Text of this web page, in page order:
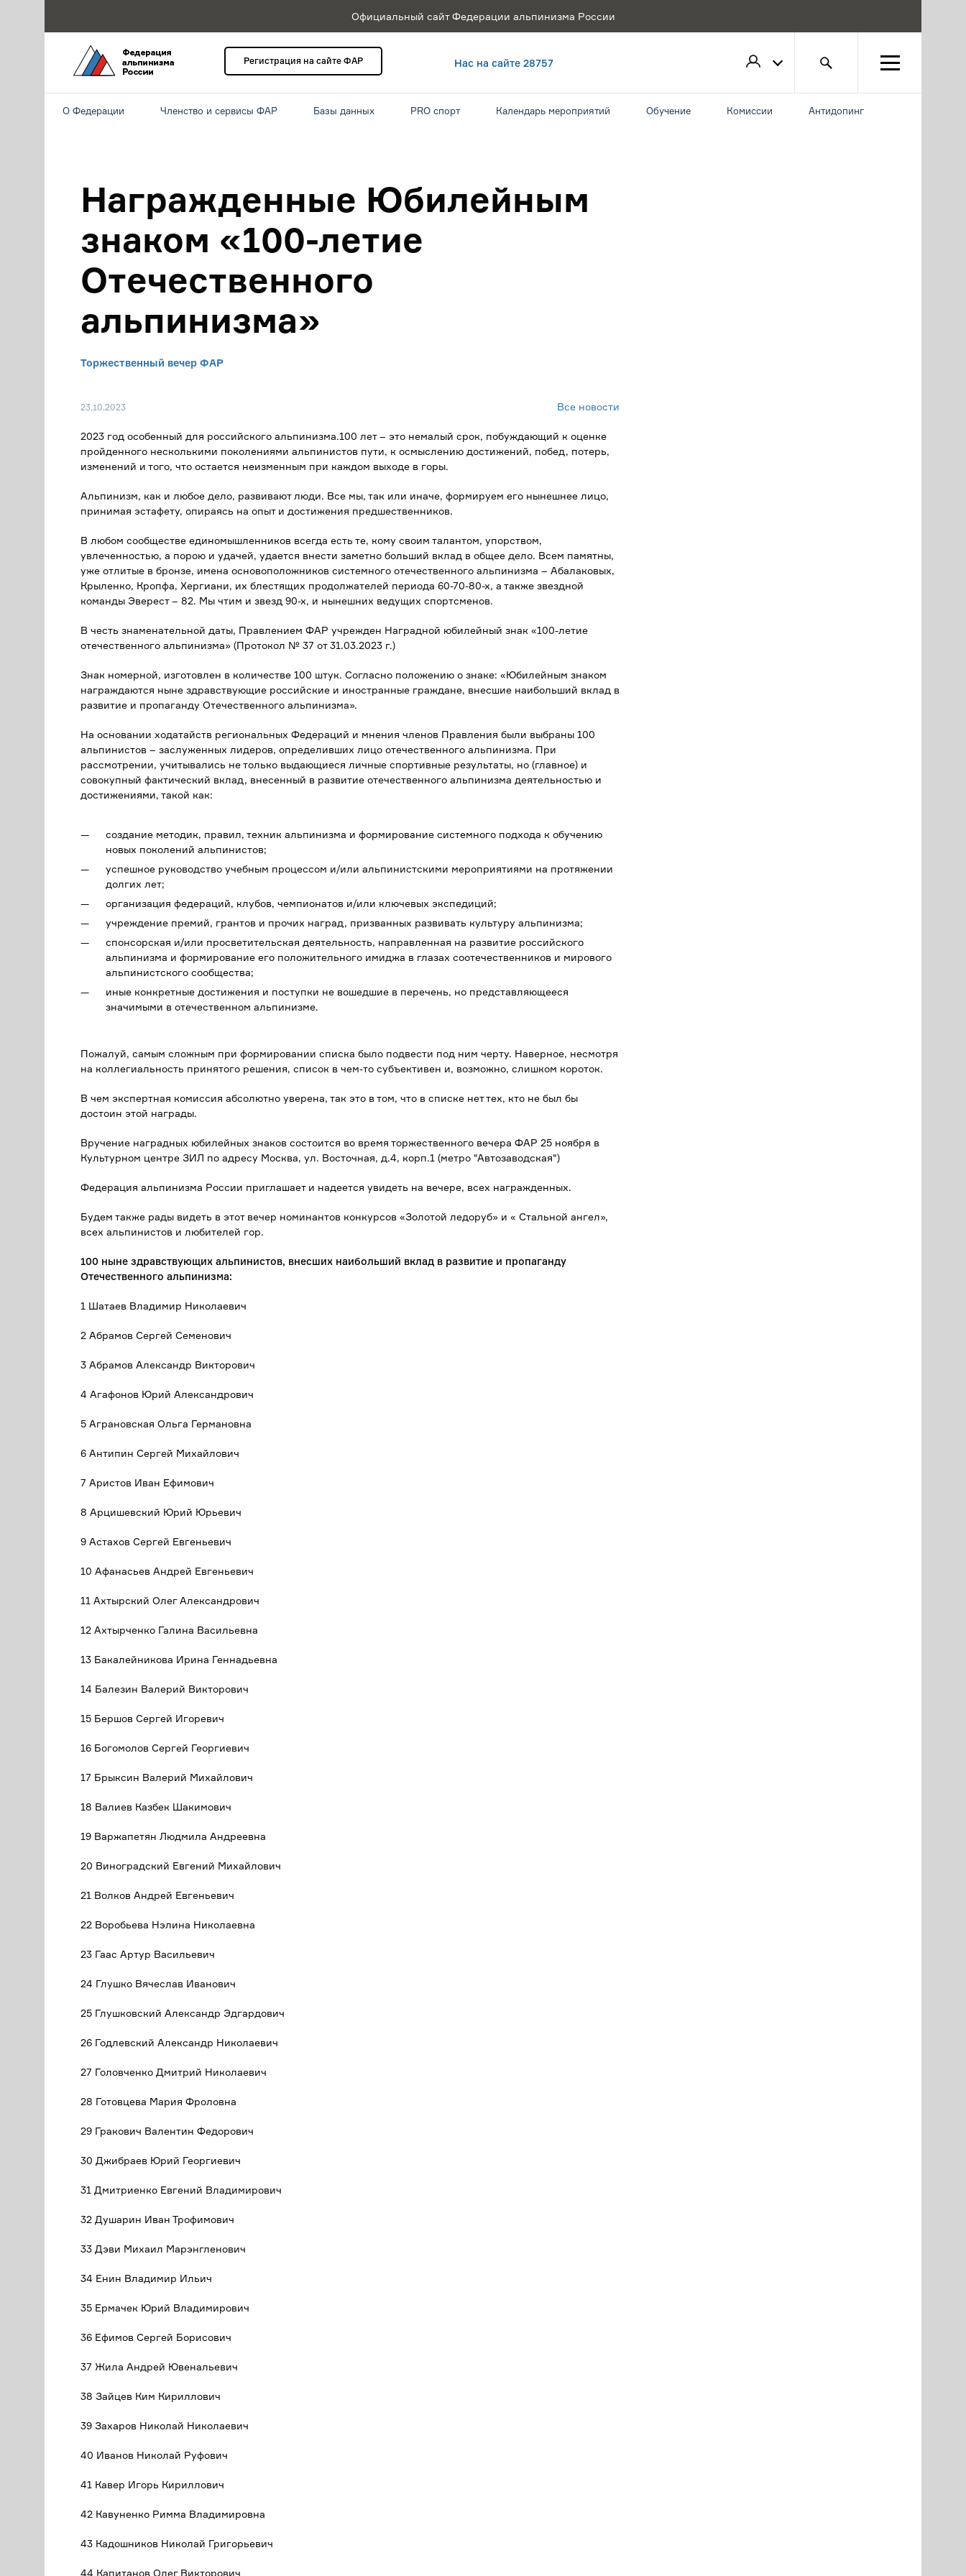
Официальный сайт Федерации альпинизма России
Регистрация на сайте ФАР Нас на сайте 28757
О Федерации Членство и сервисы ФАР Базы данных PRO спорт Календарь мероприятий Обучение Комиссии Антидопинг
Награжденные Юбилейным
знаком «100-летие
Отечественного
альпинизма»
Торжественный вечер ФАР
23.10.2023 Все новости
2023 год особенный для российского альпинизма.100 лет – это немалый срок, побуждающий к оценке
пройденного несколькими поколениями альпинистов пути, к осмыслению достижений, побед, потерь,
изменений и того, что остается неизменным при каждом выходе в горы.
Альпинизм, как и любое дело, развивают люди. Все мы, так или иначе, формируем его нынешнее лицо,
принимая эстафету, опираясь на опыт и достижения предшественников.
В любом сообществе единомышленников всегда есть те, кому своим талантом, упорством,
увлеченностью, а порою и удачей, удается внести заметно больший вклад в общее дело. Всем памятны,
уже отлитые в бронзе, имена основоположников системного отечественного альпинизма – Абалаковых,
Крыленко, Кропфа, Хергиани, их блестящих продолжателей периода 60-70-80-х, а также звездной
команды Эверест – 82. Мы чтим и звезд 90-х, и нынешних ведущих спортсменов.
В честь знаменательной даты, Правлением ФАР учрежден Наградной юбилейный знак «100-летие
отечественного альпинизма» (Протокол № 37 от 31.03.2023 г.)
Знак номерной, изготовлен в количестве 100 штук. Согласно положению о знаке: «Юбилейным знаком
награждаются ныне здравствующие российские и иностранные граждане, внесшие наибольший вклад в
развитие и пропаганду Отечественного альпинизма».
На основании ходатайств региональных Федераций и мнения членов Правления были выбраны 100
альпинистов – заслуженных лидеров, определивших лицо отечественного альпинизма. При
рассмотрении, учитывались не только выдающиеся личные спортивные результаты, но (главное) и
совокупный фактический вклад, внесенный в развитие отечественного альпинизма деятельностью и
достижениями, такой как:
создание методик, правил, техник альпинизма и формирование системного подхода к обучению
новых поколений альпинистов;
успешное руководство учебным процессом и/или альпинистскими мероприятиями на протяжении
долгих лет;
организация федераций, клубов, чемпионатов и/или ключевых экспедиций;
учреждение премий, грантов и прочих наград, призванных развивать культуру альпинизма;
спонсорская и/или просветительская деятельность, направленная на развитие российского
альпинизма и формирование его положительного имиджа в глазах соотечественников и мирового
альпинистского сообщества;
иные конкретные достижения и поступки не вошедшие в перечень, но представляющееся
значимыми в отечественном альпинизме.
Пожалуй, самым сложным при формировании списка было подвести под ним черту. Наверное, несмотря
на коллегиальность принятого решения, список в чем-то субъективен и, возможно, слишком короток.
В чем экспертная комиссия абсолютно уверена, так это в том, что в списке нет тех, кто не был бы
достоин этой награды.
Вручение наградных юбилейных знаков состоится во время торжественного вечера ФАР 25 ноября в
Культурном центре ЗИЛ по адресу Москва, ул. Восточная, д.4, корп.1 (метро "Автозаводская")
Федерация альпинизма России приглашает и надеется увидеть на вечере, всех награжденных.
Будем также рады видеть в этот вечер номинантов конкурсов «Золотой ледоруб» и « Стальной ангел»,
всех альпинистов и любителей гор.
100 ныне здравствующих альпинистов, внесших наибольший вклад в развитие и пропаганду
Отечественного альпинизма:
1 Шатаев Владимир Николаевич
2 Абрамов Сергей Семенович
3 Абрамов Александр Викторович
4 Агафонов Юрий Александрович
5 Аграновская Ольга Германовна
6 Антипин Сергей Михайлович
7 Аристов Иван Ефимович
8 Арцишевский Юрий Юрьевич
9 Астахов Сергей Евгеньевич
10 Афанасьев Андрей Евгеньевич
11 Ахтырский Олег Александрович
12 Ахтырченко Галина Васильевна
13 Бакалейникова Ирина Геннадьевна
14 Балезин Валерий Викторович
15 Бершов Сергей Игоревич
16 Богомолов Сергей Георгиевич
17 Брыксин Валерий Михайлович
18 Валиев Казбек Шакимович
19 Варжапетян Людмила Андреевна
20 Виноградский Евгений Михайлович
21 Волков Андрей Евгеньевич
22 Воробьева Нэлина Николаевна
23 Гаас Артур Васильевич
24 Глушко Вячеслав Иванович
25 Глушковский Александр Эдгардович
26 Годлевский Александр Николаевич
27 Головченко Дмитрий Николаевич
28 Готовцева Мария Фроловна
29 Гракович Валентин Федорович
30 Джибраев Юрий Георгиевич
31 Дмитриенко Евгений Владимирович
32 Душарин Иван Трофимович
33 Дэви Михаил Марэнгленович
34 Енин Владимир Ильич
35 Ермачек Юрий Владимирович
36 Ефимов Сергей Борисович
37 Жила Андрей Ювенальевич
38 Зайцев Ким Кириллович
39 Захаров Николай Николаевич
40 Иванов Николай Руфович
41 Кавер Игорь Кириллович
42 Кавуненко Римма Владимировна
43 Кадошников Николай Григорьевич
44 Капитанов Олег Викторович